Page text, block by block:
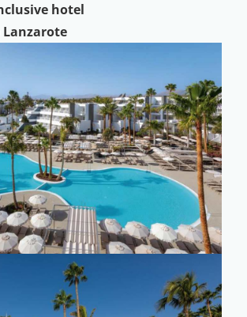
hotel
Lanzarote